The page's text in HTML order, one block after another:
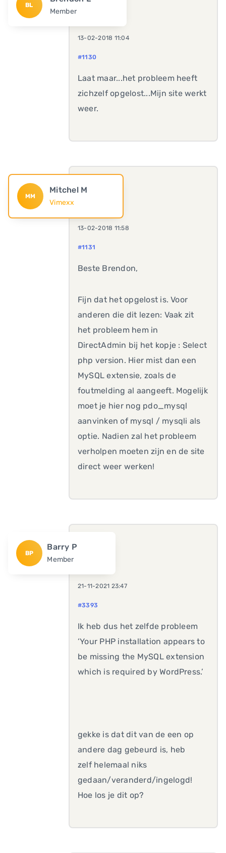
BL
Member
13-02-2018 11:04
#1130
Laat maar...het probleem heeft
zichzelf opgelost...Mijn site werkt
weer.
MM
Mitchel M
Vimexx
13-02-2018 11:58
#1131
Beste Brendon,
Fijn dat het opgelost is. Voor
anderen die dit lezen: Vaak zit
het probleem hem in
DirectAdmin bij het kopje : Select
php version. Hier mist dan een
MySQL extensie, zoals de
foutmelding al aangeeft. Mogelijk
moet je hier nog pdo_mysql
aanvinken of mysql / mysqli als
optie. Nadien zal het probleem
verholpen moeten zijn en de site
direct weer werken!
BP
Barry P
Member
21-11-2021 23:47
#3393
Ik heb dus het zelfde probleem
‘Your PHP installation appears to
be missing the MySQL extension
which is required by WordPress.’
gekke is dat dit van de een op
andere dag gebeurd is, heb
zelf helemaal niks
gedaan/veranderd/ingelogd!
Hoe los je dit op?